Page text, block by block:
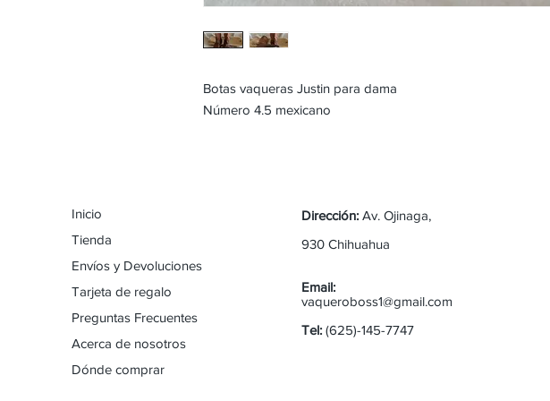
Botas vaqueras Justin para dama
Número 4.5 mexicano
Inicio
Tienda
Envíos y Devoluciones
Tarjeta de regalo
Preguntas Frecuentes
Acerca de nosotros
Dónde comprar
Dirección: Av. Ojinaga,
930 Chihuahua
Email:
vaqueroboss1@gmail.com
Tel: (625)-145-7747